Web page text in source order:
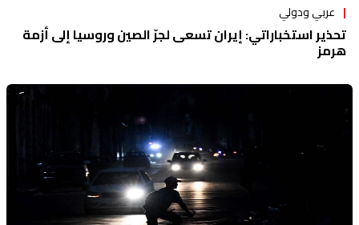
عربي ودولي
تحذير استخباراتي: إيران تسعى لجرّ الصين وروسيا إلى أزمة
هرمز